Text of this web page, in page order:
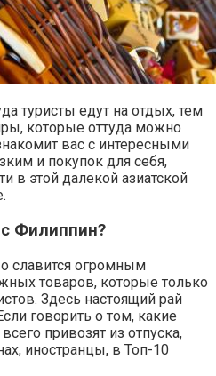
туристы едут на отдых, тем
которые оттуда можно
вас с интересными
и покупок для себя,
в этой далекой азиатской
Филиппин?
славится огромным
товаров, которые только
Здесь настоящий рай
говорить о том, какие
привозят из отпуска,
иностранцы, в Топ-10